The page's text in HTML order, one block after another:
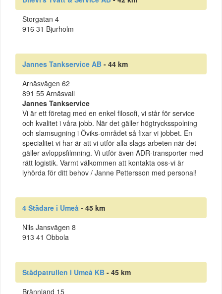
Storgatan 4
916 31 Bjurholm
Jannes Tankservice AB - 44 km
Arnäsvägen 62
891 55 Arnäsvall
Jannes Tankservice
Vi är ett företag med en enkel filosofi, vi står för service
och kvalitet i våra jobb. När det gäller högtrycksspolning
och slamsugning i Öviks-området så fixar vi jobbet. En
specialitet vi har är att vi utför alla slags arbeten när det
gäller avloppsfilmning. Vi utför även ADR-transporter med
rätt logistik. Varmt välkommen att kontakta oss-vi är
lyhörda för ditt behov / Janne Pettersson med personal!
4 Städare i Umeå - 45 km
Nils Jansvägen 8
913 41 Obbola
Städpatrullen i Umeå KB - 45 km
Brännland 15